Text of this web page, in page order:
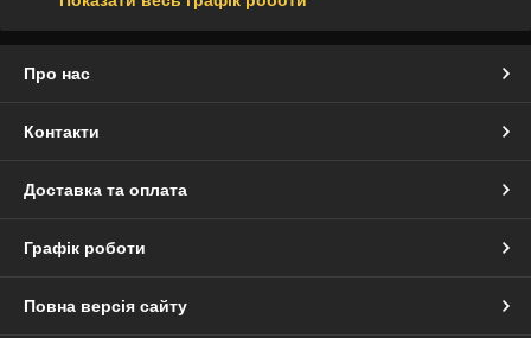
Про нас
Контакти
Доставка та оплата
Графік роботи
Повна версія сайту